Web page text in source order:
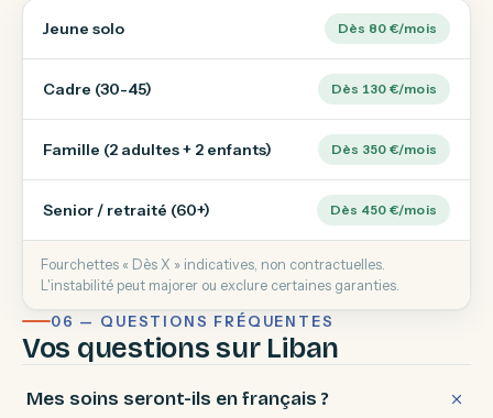
Jeune solo Dès 80 €/mois
Cadre (30-45) Dès 130 €/mois
Famille (2 adultes + 2 enfants) Dès 350 €/mois
Senior / retraité (60+) Dès 450 €/mois
Fourchettes « Dès X » indicatives, non contractuelles.
L'instabilité peut majorer ou exclure certaines garanties.
06 — QUESTIONS FRÉQUENTES
Vos questions sur Liban
Mes soins seront-ils en français ?